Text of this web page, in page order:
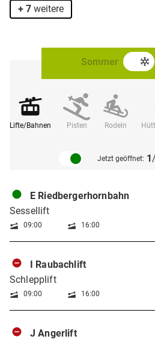
+ 7 weitere
Sommer
Lifte/Bahnen Pisten Rodeln
Jetzt geöffnet: 1
E Riedbergerhornbahn
Sessellift
09:00 16:00
I Raubachlift
Schlepplift
09:00 16:00
J Angerlift